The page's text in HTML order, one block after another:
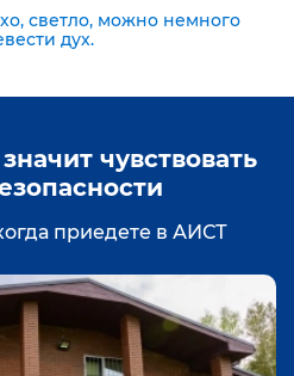
светло, можно немного
дух.
чувствовать
приедете в АИСТ